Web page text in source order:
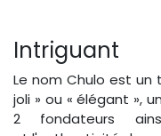
Intriguant
Le nom Chulo est
joli » ou « élégant »,
2 fondateurs